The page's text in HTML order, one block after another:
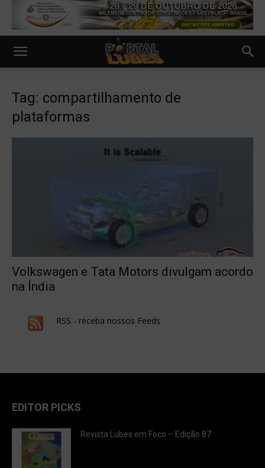
Tag: compartilhamento de
plataformas
Volkswagen e Tata Motors divulgam acordo
na Índia
RSS - receba nossos Feeds
EDITOR PICKS
Revista Lubes em Foco – Edição 87